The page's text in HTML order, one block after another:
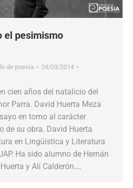
el pesimismo
de poesía
24/03/2014
cien años del natalicio del
Parra. David Huerta Meza
en torno al carácter
de su obra. David Huerta
en Lingüística y Literatura
Ha sido alumno de Hernán
y Alí Calderón.…